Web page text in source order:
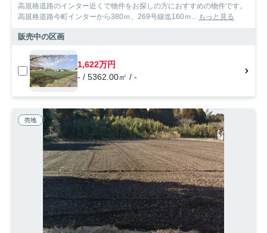
高規格道路のインター近くで物件をお探しの方におすすめの物件です。
高規格道路今町インターから380ｍ、269号線迄160ｍ... もっと見る
販売中の区画
1,622万円
- / 5362.00㎡ / -
売地